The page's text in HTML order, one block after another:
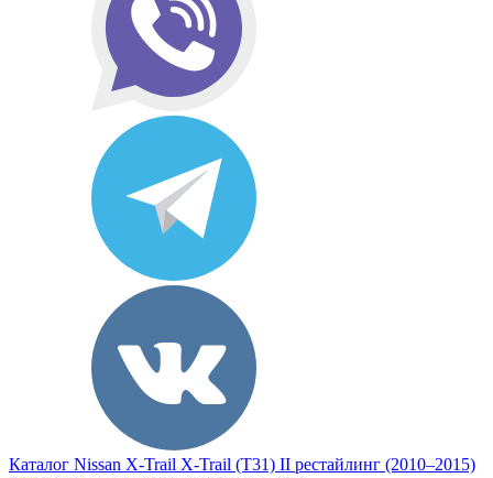
Каталог Nissan X-Trail X-Trail (T31) II рестайлинг (2010–2015)